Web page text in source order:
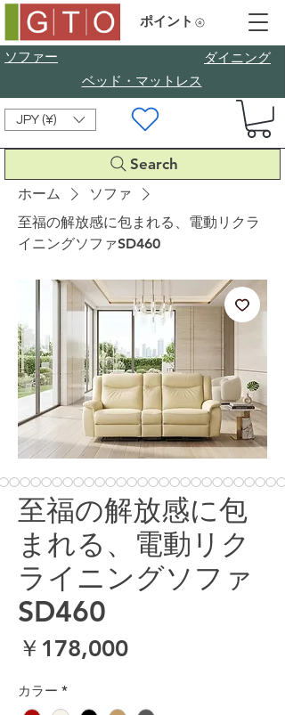
ソファー
​ダイニング
ベッド・マットレス
JPY (¥)
Search
ポイント
ホーム
ソファ
至福の解放感に包まれる、電動リクラ
イニングソファSD460
至福の解放感に包
まれる、電動リク
ライニングソファ
SD460
￥178,000価格
カラー *